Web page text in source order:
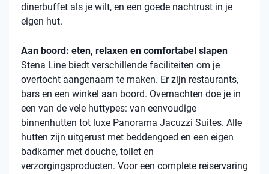
dinerbuffet als je wilt, en een goede nachtrust in je
eigen hut.
Aan boord: eten, relaxen en comfortabel slapen
Stena Line biedt verschillende faciliteiten om je
overtocht aangenaam te maken. Er zijn restaurants,
bars en een winkel aan boord. Overnachten doe je in
een van de vele huttypes: van eenvoudige
binnenhutten tot luxe Panorama Jacuzzi Suites. Alle
hutten zijn uitgerust met beddengoed en een eigen
badkamer met douche, toilet en
verzorgingsproducten. Voor een complete reiservaring